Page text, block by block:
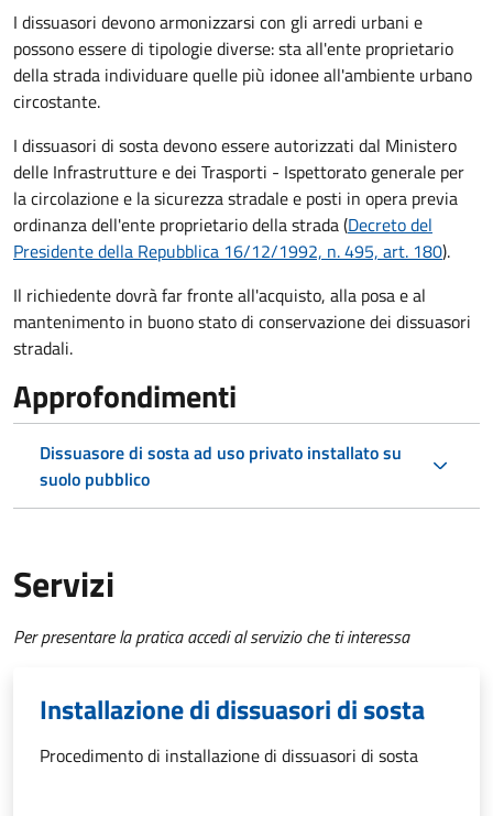
I dissuasori devono armonizzarsi con gli arredi urbani e
possono essere di tipologie diverse: sta all'ente proprietario
della strada individuare quelle più idonee all'ambiente urbano
circostante.
I dissuasori di sosta devono essere autorizzati dal Ministero
delle Infrastrutture e dei Trasporti - Ispettorato generale per
la circolazione e la sicurezza stradale e posti in opera previa
ordinanza dell'ente proprietario della strada (Decreto del
Presidente della Repubblica 16/12/1992, n. 495, art. 180).
Il richiedente dovrà far fronte all'acquisto, alla posa e al
mantenimento in buono stato di conservazionedei dissuasori
stradali.
Approfondimenti
Dissuasore di sosta ad uso privato installato su
suolo pubblico
Servizi
Per presentare la pratica accedi al servizio che ti interessa
Installazione di dissuasori di sosta
Procedimento di installazione di dissuasori di sosta